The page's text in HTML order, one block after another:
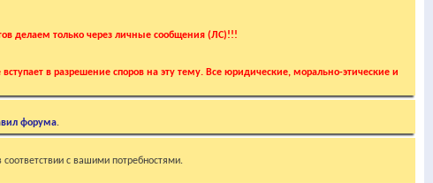
делаем только через личные сообщения (ЛС)!!!
в разрешение споров на эту тему. Все юридические, морально-этические и
форума.
с вашими потребностями.